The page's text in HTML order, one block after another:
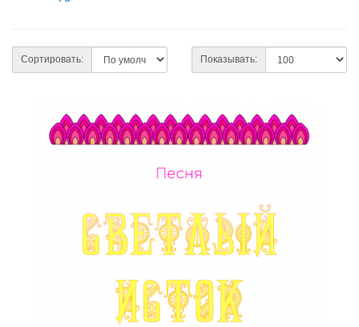
Сортировать: Показывать: